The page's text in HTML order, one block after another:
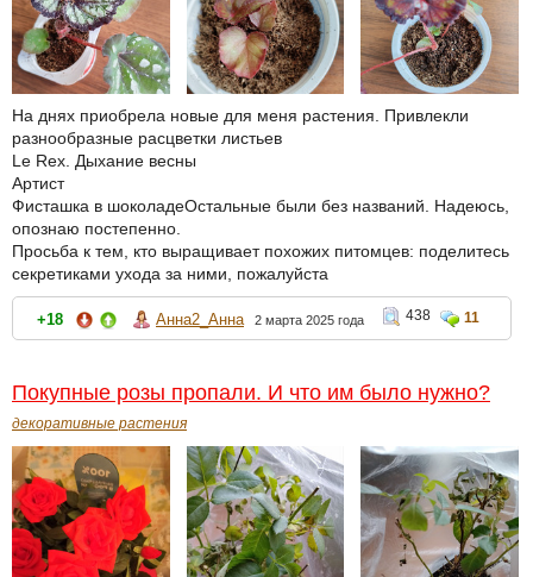
На днях приобрела новые для меня растения. Привлекли
разнообразные расцветки листьев
Le Rex. Дыхание весны
Артист
Фисташка в шоколадеОстальные были без названий. Надеюсь,
опознаю постепенно.
Просьба к тем, кто выращивает похожих питомцев: поделитесь
секретиками ухода за ними, пожалуйста
+18 Анна2_Анна 2 марта 2025 года 438 11
Покупные розы пропали. И что им было нужно?
декоративные растения